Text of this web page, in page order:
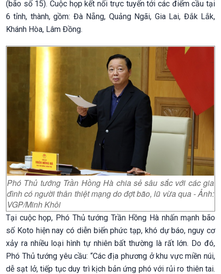
(bão số 15). Cuộc họp kết nối trực tuyến tới các điểm cầu tại
6 tỉnh, thành, gồm: Đà Nẵng, Quảng Ngãi, Gia Lai, Đắk Lắk,
Khánh Hòa, Lâm Đồng.
Phó Thủ tướng Trần Hồng Hà chia sẻ sâu sắc với các gia
đình có người thân thiệt mạng do đợt bão, lũ vừa qua - Ảnh:
VGP/Minh Khôi
Tại cuộc họp, Phó Thủ tướng Trần Hồng Hà nhấn mạnh bão
số Koto hiện nay có diễn biến phức tạp, khó dự báo, nguy cơ
xảy ra nhiều loại hình tự nhiên bất thường là rất lớn. Do đó,
Phó Thủ tướng yêu cầu: “Các địa phương ở khu vực miền núi,
dễ sạt lở, tiếp tục duy trì kịch bản ứng phó với rủi ro thiên tai.